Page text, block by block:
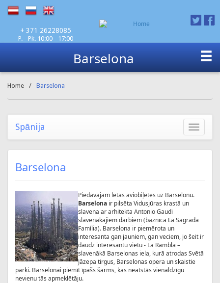
+ 371 26228085
P. - Pk. 10:00 - 17:00
Barselona
Home / Barselona
Toggle
Spānija
Barselona
Piedāvājam lētas aviobiļetes uz Barselonu.
Barselona ir pilsēta Vidusjūras krastā un
slavena ar arhitekta Antonio Gaudi
slavenākajiem darbiem (baznīca La Sagrada
Família). Barselona ir piemērota un
interesanta gan jauniem, gan veciem, jo šeit ir
daudz interesantu vietu - La Rambla –
slavenākā Barselonas iela, kurā atrodas Svētā
Jāzepa tirgus, Barselonas opera un skaistie
parki. Barselonai piemīt īpašs šarms, kas neatstās vienaldzīgu
nevienu tās apmeklētāju.